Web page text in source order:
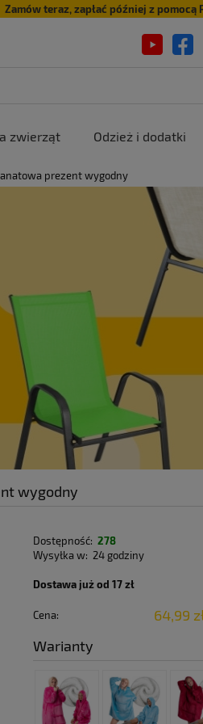
Zamów teraz, zapłać później z pomocą
zwierząt Odzież i dodatki
prezent wygodny
wygodny
Dostępność: 278
Wysyłka w: 24 godziny
Dostawa już od 17 zł
Cena:
64,99
Warianty